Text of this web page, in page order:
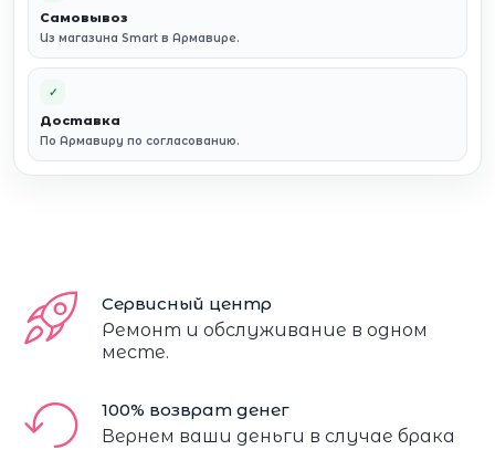
Самовывоз
Из магазина Smart в Армавире.
✓
Доставка
По Армавиру по согласованию.
Сервисный центр
Ремонт и обслуживание в одном
месте.
100% возврат денег
Вернем ваши деньги в случае брака